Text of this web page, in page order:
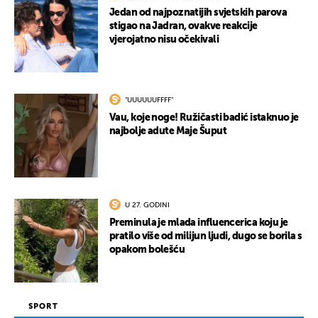
Jedan od najpoznatijih svjetskih parova
stigao na Jadran, ovakve reakcije
vjerojatno nisu očekivali
"UUUUUUFFFF"
Vau, koje noge! Ružičasti badić istaknuo je
najbolje adute Maje Šuput
U 27. GODINI
Preminula je mlada influencerica koju je
pratilo više od milijun ljudi, dugo se borila s
opakom bolešću
SPORT
UKLJUČITE NOTIFIKACIJE